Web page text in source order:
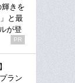
輝きを
と最
が登
PR
ラン